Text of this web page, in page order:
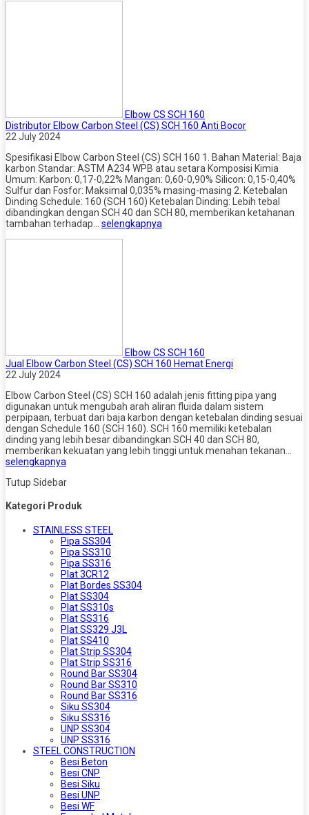
Elbow CS SCH 160
Distributor Elbow Carbon Steel (CS) SCH 160 Anti Bocor
22 July 2024
Spesifikasi Elbow Carbon Steel (CS) SCH 160 1. Bahan Material: Baja
karbon Standar: ASTM A234 WPB atau setara Komposisi Kimia
Umum: Karbon: 0,17-0,22% Mangan: 0,60-0,90% Silicon: 0,15-0,40%
Sulfur dan Fosfor: Maksimal 0,035% masing-masing 2. Ketebalan
Dinding Schedule: 160 (SCH 160) Ketebalan Dinding: Lebih tebal
dibandingkan dengan SCH 40 dan SCH 80, memberikan ketahanan
tambahan terhadap… selengkapnya
Elbow CS SCH 160
Jual Elbow Carbon Steel (CS) SCH 160 Hemat Energi
22 July 2024
Elbow Carbon Steel (CS) SCH 160 adalah jenis fitting pipa yang
digunakan untuk mengubah arah aliran fluida dalam sistem
perpipaan, terbuat dari baja karbon dengan ketebalan dinding sesuai
dengan Schedule 160 (SCH 160). SCH 160 memiliki ketebalan
dinding yang lebih besar dibandingkan SCH 40 dan SCH 80,
memberikan kekuatan yang lebih tinggi untuk menahan tekanan…
selengkapnya
Tutup Sidebar
Kategori Produk
STAINLESS STEEL
Pipa SS304
Pipa SS310
Pipa SS316
Plat 3CR12
Plat Bordes SS304
Plat SS304
Plat SS310s
Plat SS316
Plat SS329 J3L
Plat SS410
Plat Strip SS304
Plat Strip SS316
Round Bar SS304
Round Bar SS310
Round Bar SS316
Siku SS304
Siku SS316
UNP SS304
UNP SS316
STEEL CONSTRUCTION
Besi Beton
Besi CNP
Besi Siku
Besi UNP
Besi WF